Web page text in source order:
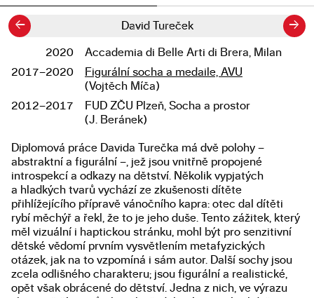
David Tureček
← →
Studium
2020
Accademia di Belle Arti di Brera, Milan
2017–2020
Figurální socha a medaile, AVU
(Vojtěch Míča)
2012–2017
FUD ZČU Plzeň, Socha a prostor
(J. Beránek)
Popis diplomové práce
Diplomová práce Davida Turečka má dvě polohy –
abstraktní a figurální –, jež jsou vnitřně propojené
introspekcí a odkazy na dětství. Několik vypjatých
a hladkých tvarů vychází ze zkušenosti dítěte
přihlížejícího přípravě vánočního kapra: otec dal dítěti
rybí měchýř a řekl, že to je jeho duše. Tento zážitek, který
měl vizuální i haptickou stránku, mohl být pro senzitivní
dětské vědomí prvním vysvětlením metafyzických
otázek, jak na to vzpomíná i sám autor. Další sochy jsou
zcela odlišného charakteru; jsou figurální a realistické,
opět však obrácené do dětství. Jedna z nich, ve výrazu